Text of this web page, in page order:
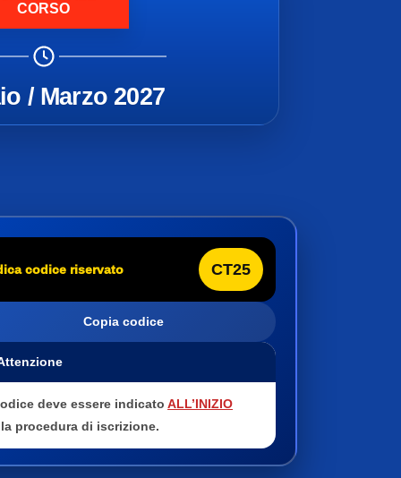
CORSO
/ Marzo 2027
codice riservato CT25
Copia codice
deve essere indicatoALL’INIZIO
procedura di iscrizione.